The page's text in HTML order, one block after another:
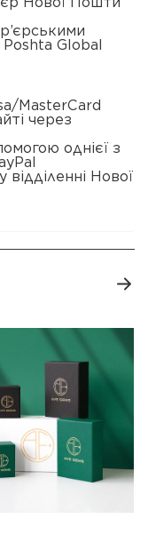
Global
MasterCard
через
однієї з
відділенні Нової